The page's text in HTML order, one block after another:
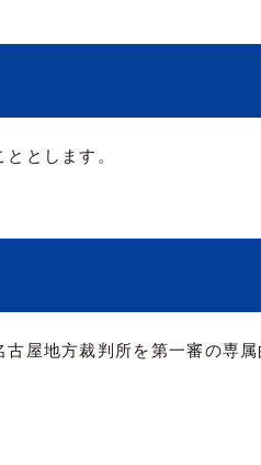
とします。
屋地方裁判所を第一審の専